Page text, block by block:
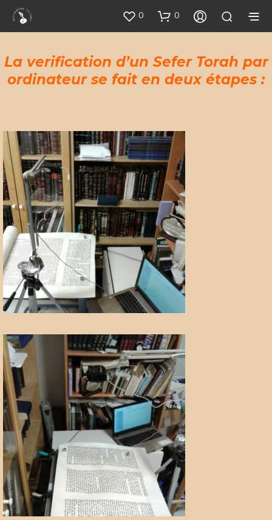
0 0
La verification d’un Sefer Torah par
ordinateur se fait en deux étapes :